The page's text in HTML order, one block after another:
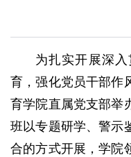
为扎实开展深
育，强化党员干部作
育学院直属党支部举
班以专题研学、警示
合的方式开展，学院